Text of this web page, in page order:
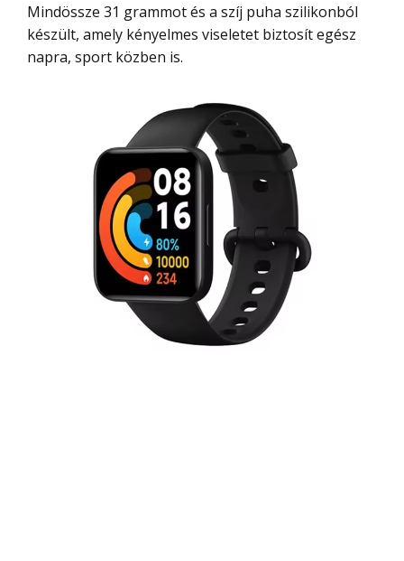
Mindössze 31 grammot és a szíj puha szilikonból
készült, amely kényelmes viseletet biztosít egész
napra, sport közben is.